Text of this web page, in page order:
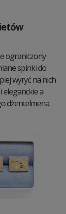
ograniczony
spinki do
wyryć na nich
eleganckie a
dżentelmena.